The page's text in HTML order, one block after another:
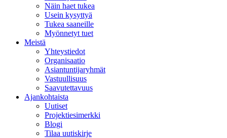
Näin haet tukea
Usein kysyttyä
Tukea saaneille
Myönnetyt tuet
Meistä
Yhteystiedot
Organisaatio
Asiantuntijaryhmät
Vastuullisuus
Saavutettavuus
Ajankohtaista
Uutiset
Projektiesimerkki
Blogi
Tilaa uutiskirje